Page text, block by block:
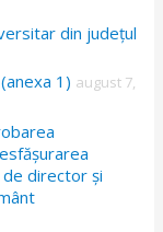
din județul
1) august 7,
director și